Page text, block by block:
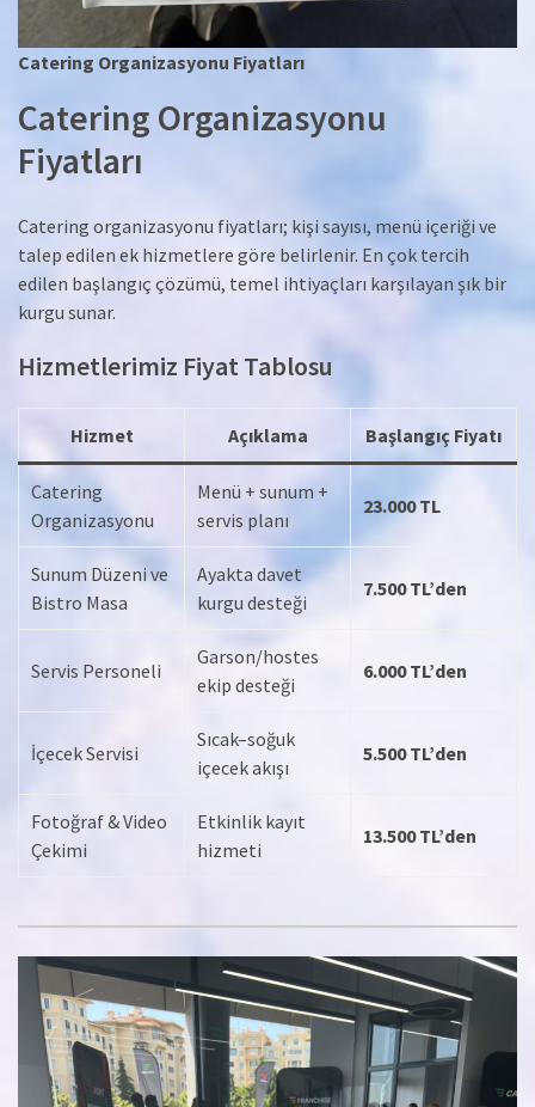
Catering Organizasyonu Fiyatları
Catering Organizasyonu
Fiyatları
Catering organizasyonu fiyatları; kişi sayısı, menü içeriği ve
talep edilen ek hizmetlere göre belirlenir. En çok tercih
edilen başlangıç çözümü, temel ihtiyaçları karşılayan şık bir
kurgu sunar.
Hizmetlerimiz Fiyat Tablosu
Hizmet Açıklama Başlangıç Fiyatı
Catering
Organizasyonu
Menü + sunum +
servis planı
23.000 TL
Sunum Düzeni ve
Bistro Masa
Ayakta davet
kurgu desteği
7.500 TL’den
Servis Personeli
Garson/hostes
ekip desteği
6.000 TL’den
İçecek Servisi
Sıcak–soğuk
içecek akışı
5.500 TL’den
Fotoğraf & Video
Çekimi
Etkinlik kayıt
hizmeti
13.500 TL’den